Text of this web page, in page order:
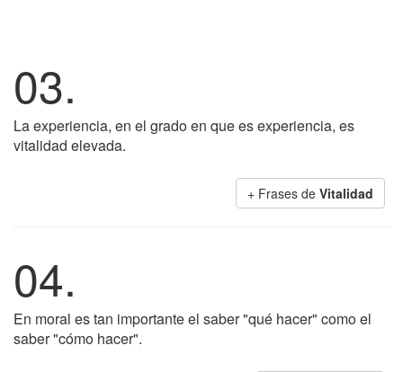
03.
La experiencia, en el grado en que es experiencia, es
vitalidad elevada.
+ Frases de Vitalidad
04.
En moral es tan importante el saber "qué hacer" como el
saber "cómo hacer".